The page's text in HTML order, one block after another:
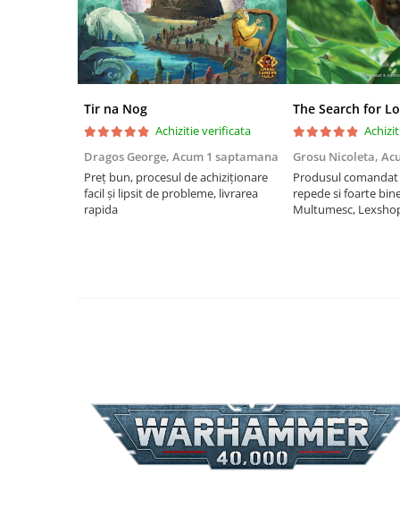
Puzzle 40 piese
Puzzle 30 piese
Puzzle 120 piese
Puzzle 260 piese
Puzzle 4000 piese
Puzzle 500 piese
4D Cityscape Time Puzzle
Puzzle 180 piese
Puzzle cu 200 piese
Tir na Nog
Achizitie verificata
Dragos George, Acum 1 saptamana
Preț bun, procesul de achiziționare
facil și lipsit de probleme, livrarea
rapida
The Search for
Grosu Nicoleta,
Produsul
repede si foarte
Multumesc,